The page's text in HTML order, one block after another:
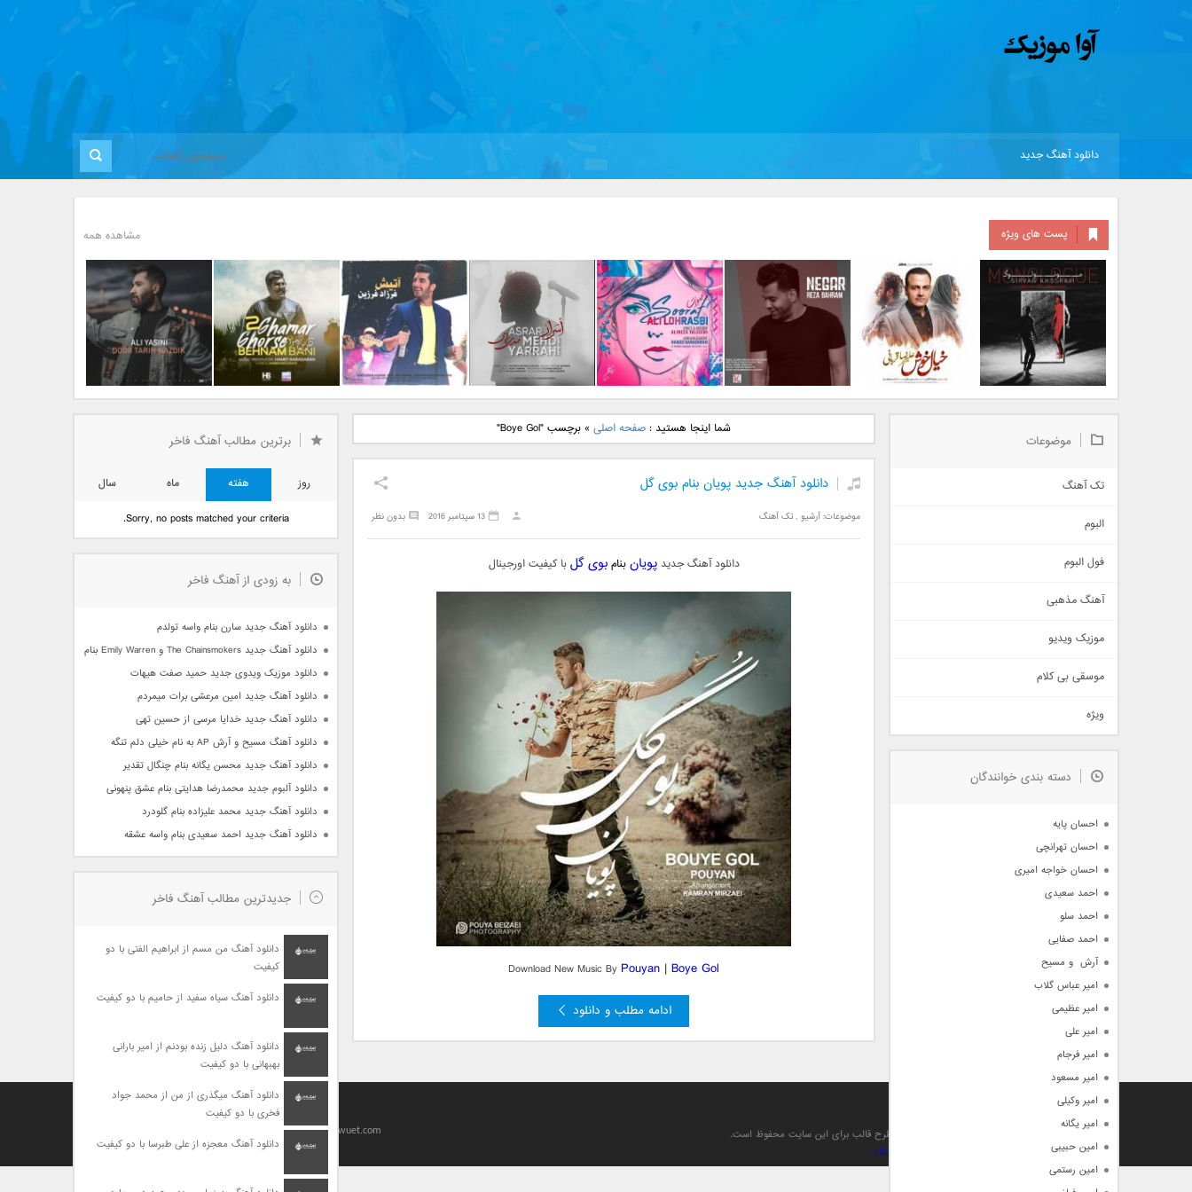
دانلود آهنگ جدید
پست های ویژه مشاهده همه
خسروی بنام مونولوگ
دانلود آهنگ جدید علیرضا
دانلود آهنگ جدید رضا
دانلود آهنگ جدید علی
لهراسبی بنام صورت
دانلود آهنگ جدید مهدی
یراحی بنام اسرار
دانلود آهنگ جدید فرزاد
بانی بنام قرص قمر 2
یاسینی بنام دورترین نزدیک
شما اینجا هستید :صفحه اصلی »برچسب "Boye Gol"
دانلود آهنگ جدید پویان بنام بوی گل
موضوعات:آرشیو ,تک آهنگ بدون نظر 13 سپتامبر 2016
دانلود آهنگ جدیدپویانبنامبوی گل با کیفیت اورجینال
Download New Music By Pouyan | Boye Gol
ادامه مطلب و دانلود
برترین مطالب آهنگ فاخر
روز هفته ماه
سال
Sorry, no posts matched your criteria.
به زودی از آهنگ فاخر
دانلود آهنگ جدید سارن بنام واسه تولدم
دانلود آهنگ جدید The Chainsmokers و Emily Warren بنام Side Effects
دانلود موزیک ویدوی جدید حمید صفت هیهات
دانلود آهنگ جدید امین مرعشی برات میمردم
دانلود آهنگ جدید خدایا مرسی از حسین تهی
دانلود آهنگ مسیح و آرش AP به نام خیلی دلم تنگه
دانلود آهنگ جدید محسن یگانه بنام چنگال تقدیر
دانلود آلبوم جدید محمدرضا هدایتی بنام عشق پنهونی
دانلود آهنگ جدید محمد علیزاده بنام گلودرد
دانلود آهنگ جدید احمد سعیدی بنام واسه عشقه
جدیدترین مطالب آهنگ فاخر
دانلود آهنگ من مسم از ابراهیم الفتی با دو
کیفیت
دانلود آهنگ سیاه سفید از حامیم با دو کیفیت
دانلود آهنگ دلیل زنده بودنم از امیر بارانی
بهبهانی با دو کیفیت
دانلود آهنگ میگذری از من از محمد جواد
فخری با دو کیفیت
دانلود آهنگ معجزه از علی طبرسا با دو کیفیت
موضوعات
تک آهنگ
اجتماعی
حماسی
سنتی
اهنگ بندرعباسی
دمو
مذهبی
جدیدترین ها
البوم
فول البوم
آهنگ مذهبی
موزیک ویدیو
موسقی بی کلام
ویژه
دسته بندی خوانندگان
احسان پایه
احسان تهرانچی
احسان خواجه امیری
احمد سعیدی
احمد سلو
احمد صفایی
آرش  و مسیح
امیر عباس گلاب
امیر عظیمی
امیر علی
امیر فرجام
امیر مسعود
امیر وکیلی
امیر یگانه
امین حبیبی
امین رستمی
تمام حقوق مادی , معنوی , مطالب و طرح قالب برای این سایت محفوظ است.
بک لینک
baharseo
Copyright 2010-2021 | Allright Reserved by viagrawuet.com